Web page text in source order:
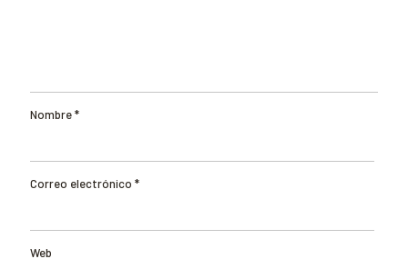
Nombre*
Correo electrónico *
Web